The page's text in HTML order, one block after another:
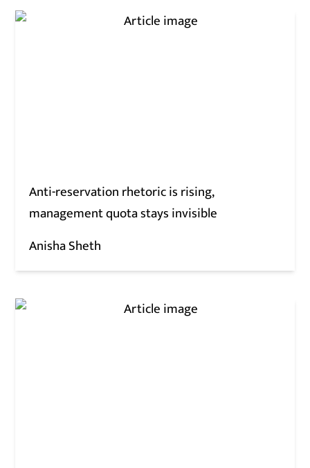
Anti-reservation rhetoric is rising,
management quota stays invisible
Anisha Sheth